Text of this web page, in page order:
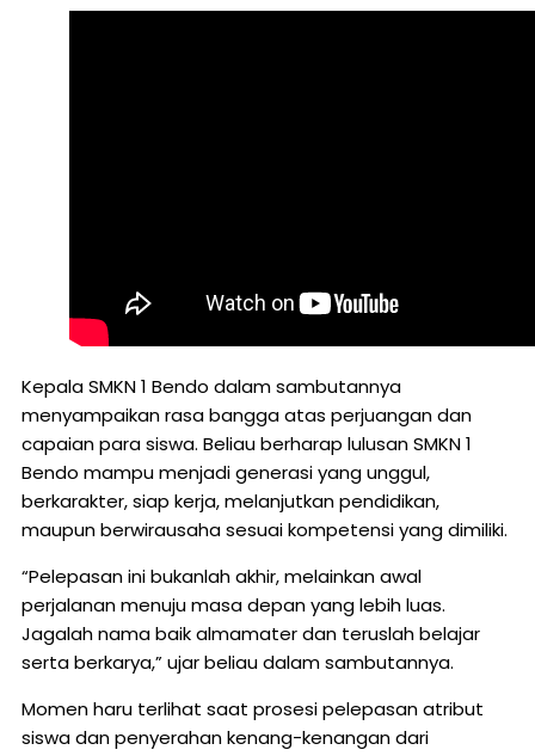
Kepala SMKN 1 Bendo dalam sambutannya
menyampaikan rasa bangga atas perjuangan dan
capaian para siswa. Beliau berharap lulusan SMKN 1
Bendo mampu menjadi generasi yang unggul,
berkarakter, siap kerja, melanjutkan pendidikan,
maupun berwirausaha sesuai kompetensi yang dimiliki.
“Pelepasan ini bukanlah akhir, melainkan awal
perjalanan menuju masa depan yang lebih luas.
Jagalah nama baik almamater dan teruslah belajar
serta berkarya,” ujar beliau dalam sambutannya.
Momen haru terlihat saat prosesi pelepasan atribut
siswa dan penyerahan kenang-kenangan dari